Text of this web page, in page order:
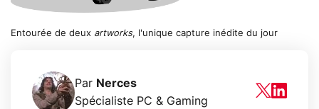
Entourée de deux artworks, l'unique capture inédite du jour
Par Nerces
Spécialiste PC & Gaming